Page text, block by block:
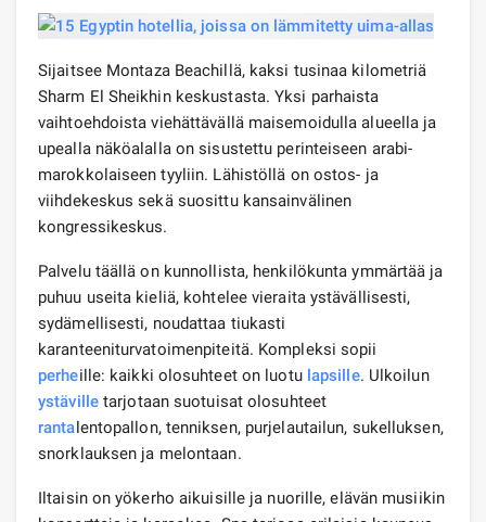
Sijaitsee Montaza Beachillä, kaksi tusinaa kilometriä
Sharm El Sheikhin keskustasta. Yksi parhaista
vaihtoehdoista viehättävällä maisemoidulla alueella ja
upealla näköalalla on sisustettu perinteiseen arabi-
marokkolaiseen tyyliin. Lähistöllä on ostos- ja
viihdekeskus sekä suosittu kansainvälinen
kongressikeskus.
Palvelu täällä on kunnollista, henkilökunta ymmärtää ja
puhuu useita kieliä, kohtelee vieraita ystävällisesti,
sydämellisesti, noudattaa tiukasti
karanteeniturvatoimenpiteitä. Kompleksi sopii
perheille: kaikki olosuhteet on luotu lapsille. Ulkoilun
ystävilletarjotaan suotuisat olosuhteet
rantalentopallon, tenniksen, purjelautailun, sukelluksen,
snorklauksen ja melontaan.
Iltaisin on yökerho aikuisille ja nuorille, elävän musiikin